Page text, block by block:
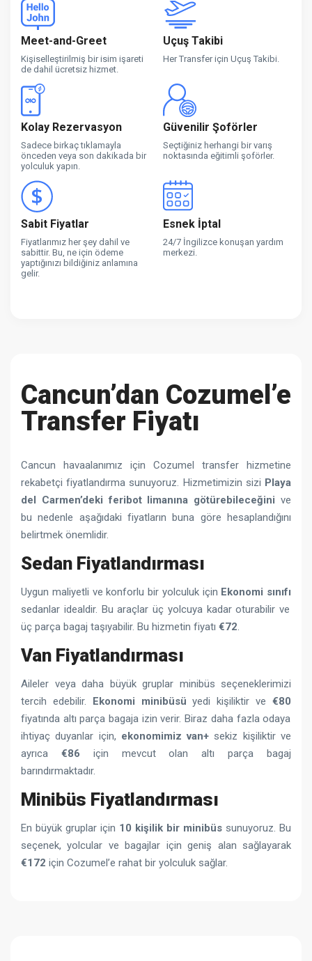
Meet-and-Greet
Kişiselleştirilmiş bir isim işareti
de dahil ücretsiz hizmet.
Uçuş Takibi
Her Transfer için Uçuş Takibi.
Kolay Rezervasyon
Sadece birkaç tıklamayla
önceden veya son dakikada bir
yolculuk yapın.
Güvenilir Şoförler
Seçtiğiniz herhangi bir varış
noktasında eğitimli şoförler.
Sabit Fiyatlar
Fiyatlarımız her şey dahil ve
sabittir. Bu, ne için ödeme
yaptığınızı bildiğiniz anlamına
gelir.
Esnek İptal
24/7 İngilizce konuşan yardım
merkezi.
Cancun’dan Cozumel’e
Transfer Fiyatı
Cancun havaalanımız için Cozumel transfer hizmetine
rekabetçi fiyatlandırma sunuyoruz. Hizmetimizin sizi Playa
del Carmen’deki feribot limanına götürebileceğini ve
bu nedenle aşağıdaki fiyatların buna göre hesaplandığını
belirtmek önemlidir.
Sedan Fiyatlandırması
Uygun maliyetli ve konforlu bir yolculuk için Ekonomi sınıfı
sedanlar idealdir. Bu araçlar üç yolcuya kadar oturabilir ve
üç parça bagaj taşıyabilir. Bu hizmetin fiyatı €72.
Van Fiyatlandırması
Aileler veya daha büyük gruplar minibüs seçeneklerimizi
tercih edebilir. Ekonomi minibüsü yedi kişiliktir ve€80
fiyatında altı parça bagaja izin verir. Biraz daha fazla odaya
ihtiyaç duyanlar için, ekonomimiz van+ sekiz kişiliktir ve
ayrıca €86 için mevcut olan altı parça bagaj
barındırmaktadır.
Minibüs Fiyatlandırması
En büyük gruplar için 10 kişilik bir minibüs sunuyoruz. Bu
seçenek, yolcular ve bagajlar için geniş alan sağlayarak
€172 için Cozumel’e rahat bir yolculuk sağlar.